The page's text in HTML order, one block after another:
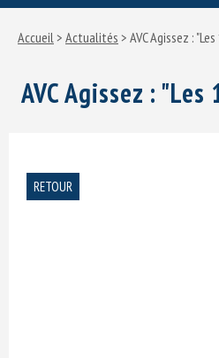
Accueil> Actualités > AVC Agissez :
AVC Agissez :
RETOUR